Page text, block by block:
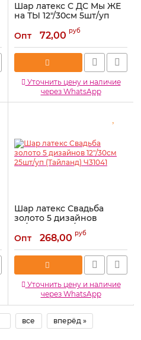
Шар латекс С ДС Мы ЖЕ
на ТЫ 12"/30см 5шт/уп
(Китай) 9613217
Артикул: 9613217
Опт 72,00 руб
Уточнить цену и наличие
через WhatsApp
Шар латекс Свадьба
золото 5 дизайнов
12"/30см 25шт/уп
(Тайланд) Ч31041
Артикул: Ч31041
Опт 268,00 руб
Уточнить цену и наличие
через WhatsApp
все вперёд »